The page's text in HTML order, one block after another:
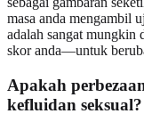
masa anda mengambil
adalah sangat
skor anda—untuk
Apakah
kefluidan seksual?